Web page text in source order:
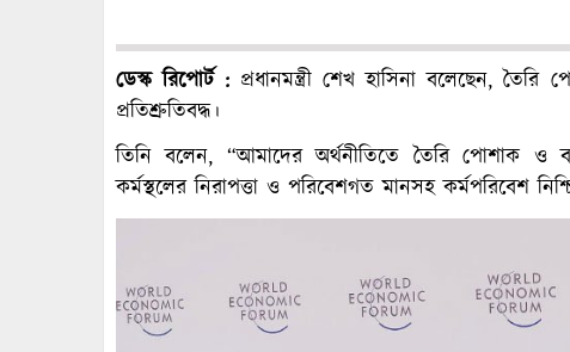
ডেস্ক রিপোর্ট : প্রধানমন্ত্রী শেখ হাসিনা বলেছেন,
প্রতিশ্রুতিবদ্ধ।
তিনি বলেন, “আমাদের অর্থনীতিতে তৈরি পোশাক ও
কর্মস্থলের নিরাপত্তা ও পরিবেশগত মানসহ কর্মপরিবেশ